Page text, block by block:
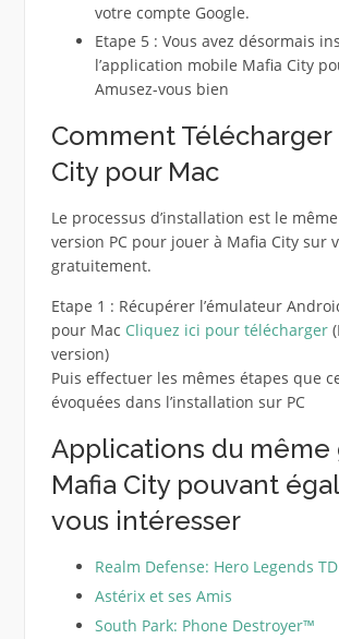
votre compte Google.
Etape 5 : Vous avez désormais
l’application mobile Mafia City
Amusez-vous bien
Comment Télécharger
City pour Mac
Le processus d’installation est le
version PC pour jouer à Mafia City sur
gratuitement.
Etape 1 : Récupérer l’émulateur
pour Mac Cliquez ici pour télécharger
version)
Puis effectuer les mêmes étapes que
évoquées dans l’installation sur PC
Applications du même
Mafia City pouvant
vous intéresser
Realm Defense: Hero Legends TD
Astérix et ses Amis
South Park: Phone Destroyer™